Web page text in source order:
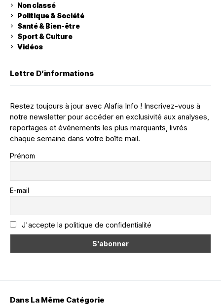
Non classé
Politique & Société
Santé & Bien-être
Sport & Culture
Vidéos
Lettre D’informations
Restez toujours à jour avec Alafia Info ! Inscrivez-vous à
notre newsletter pour accéder en exclusivité aux analyses,
reportages et événements les plus marquants, livrés
chaque semaine dans votre boîte mail.
Prénom
E-mail
J'accepte la politique de confidentialité
Dans La Même Catégorie